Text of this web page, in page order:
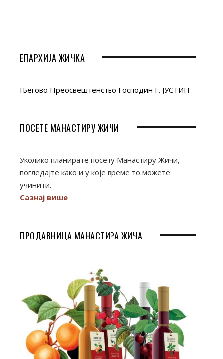
ЕПАРХИЈА ЖИЧКА
Његово Преосвештенство Господин Г. ЈУСТИН
ПОСЕТЕ МАНАСТИРУ ЖИЧИ
Уколико планирате посету Манастиру Жичи,
погледајте како и у које време то можете
учинити.
Сазнај више
ПРОДАВНИЦА МАНАСТИРА ЖИЧА